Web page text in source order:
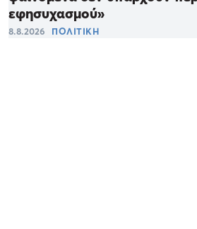
εφησυχασμού»
8.8.2026 ΠΟΛΙΤΙΚΗ